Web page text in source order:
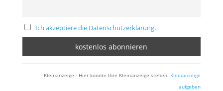
Ich akzeptiere die Datenschutzerklärung.
Kleinanzeige - Hier könnte Ihre Kleinanzeige stehen: Kleinanzeige
aufgeben